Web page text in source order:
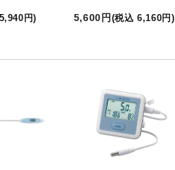
5,940 円) 5,600 円 (税込 6,160円 )